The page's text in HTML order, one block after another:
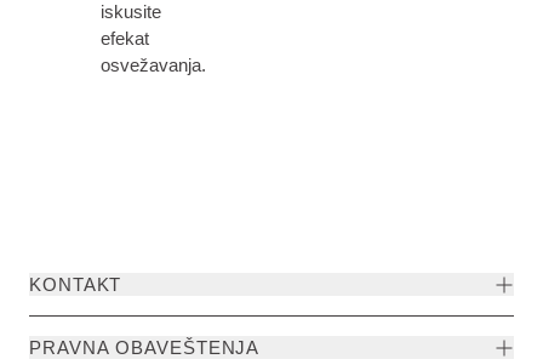
iskusite
efekat
osvežavanja.
KONTAKT
PRAVNA OBAVEŠTENJA